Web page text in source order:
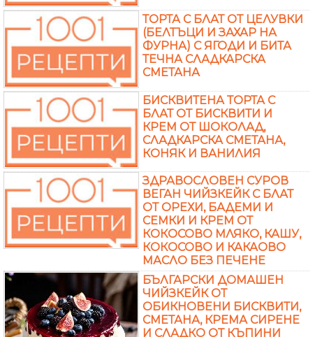
ТОРТА С БЛАТ ОТ ЦЕЛУВКИ
(БЕЛТЪЦИ И ЗАХАР НА
ФУРНА) С ЯГОДИ И БИТА
ТЕЧНА СЛАДКАРСКА
СМЕТАНА
БИСКВИТЕНА ТОРТА С
БЛАТ ОТ БИСКВИТИ И
КРЕМ ОТ ШОКОЛАД,
СЛАДКАРСКА СМЕТАНА,
КОНЯК И ВАНИЛИЯ
ЗДРАВОСЛОВЕН СУРОВ
ВЕГАН ЧИЙЗКЕЙК С БЛАТ
ОТ ОРЕХИ, БАДЕМИ И
СЕМКИ И КРЕМ ОТ
КОКОСОВО МЛЯКО, КАШУ,
КОКОСОВО И КАКАОВО
МАСЛО БЕЗ ПЕЧЕНЕ
БЪЛГАРСКИ ДОМАШЕН
ЧИЙЗКЕЙК ОТ
ОБИКНОВЕНИ БИСКВИТИ,
СМЕТАНА, КРЕМА СИРЕНЕ
И СЛАДКО ОТ КЪПИНИ